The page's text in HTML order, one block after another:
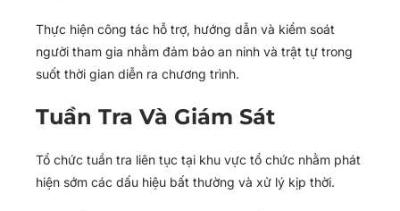
Thực hiện công tác hỗ trợ, hướng dẫn và kiểm soát
người tham gia nhằm đảm bảo an ninh và trật tự trong
suốt thời gian diễn ra chương trình.
Tuần Tra Và Giám Sát
Tổ chức tuần tra liên tục tại khu vực tổ chức nhằm phát
hiện sớm các dấu hiệu bất thường và xử lý kịp thời.